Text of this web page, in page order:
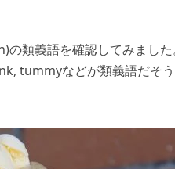
類義語を確認してみました
tummyなどが類義語だそう